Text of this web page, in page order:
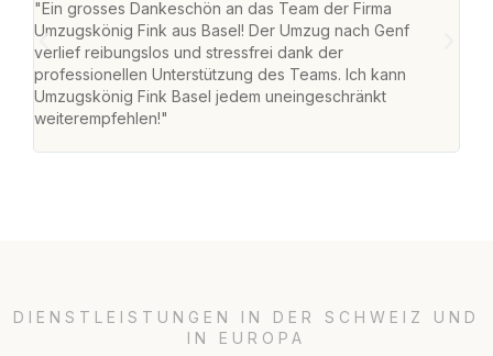
"Ein grosses Dankeschön an das Team der Firma
Umzugskönig Fink aus Basel! Der Umzug nach Genf
verlief reibungslos und stressfrei dank der
professionellen Unterstützung des Teams. Ich kann
Umzugskönig Fink Basel jedem uneingeschränkt
weiterempfehlen!"
DIENSTLEISTUNGEN IN DER SCHWEIZ UND
IN EUROPA